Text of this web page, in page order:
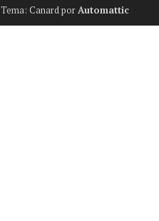
Tema: Canard por Automattic